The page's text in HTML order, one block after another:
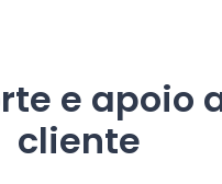
e apoio
cliente